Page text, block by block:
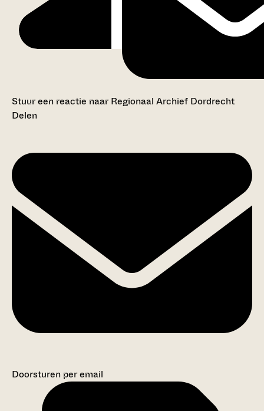
Stuur een reactie naar Regionaal Archief Dordrecht
Delen
Doorsturen per email